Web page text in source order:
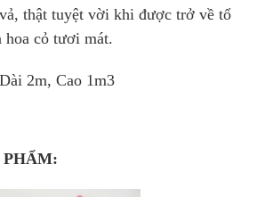
thật tuyệt vời khi được trở về tổ
hoa cỏ tươi mát.
2m, Cao 1m3
PHẨM: